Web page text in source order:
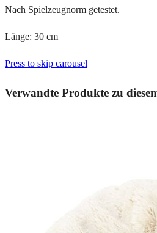
Nach Spielzeugnorm getestet.
Länge: 30 cm
Press to skip carousel
Verwandte Produkte zu